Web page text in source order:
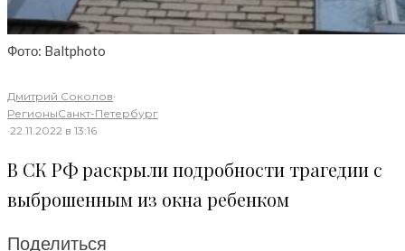
Фото: Baltphoto
Дмитрий Соколов·
РегионыСанкт-Петербург
·22.11.2022 в 13:16
В СК РФ раскрыли подробности трагедии с
выброшенным из окна ребенком
Поделиться